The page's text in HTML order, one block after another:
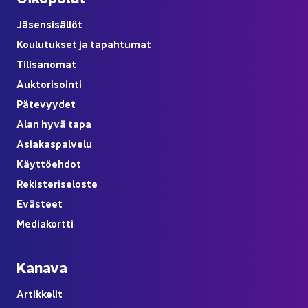
Jä­sen­si­säl­löt
Kou­lu­tuk­set ja ta­pah­tu­mat
Ti­li­sa­no­mat
Auk­to­ri­soin­ti
Pä­te­vyy­det
Alan hyvä tapa
Asia­kas­pal­ve­lu
Käyt­tö­eh­dot
Re­kis­te­ri­se­los­te
Eväs­teet
Me­dia­kort­ti
Ka­na­va
Ar­tik­ke­lit